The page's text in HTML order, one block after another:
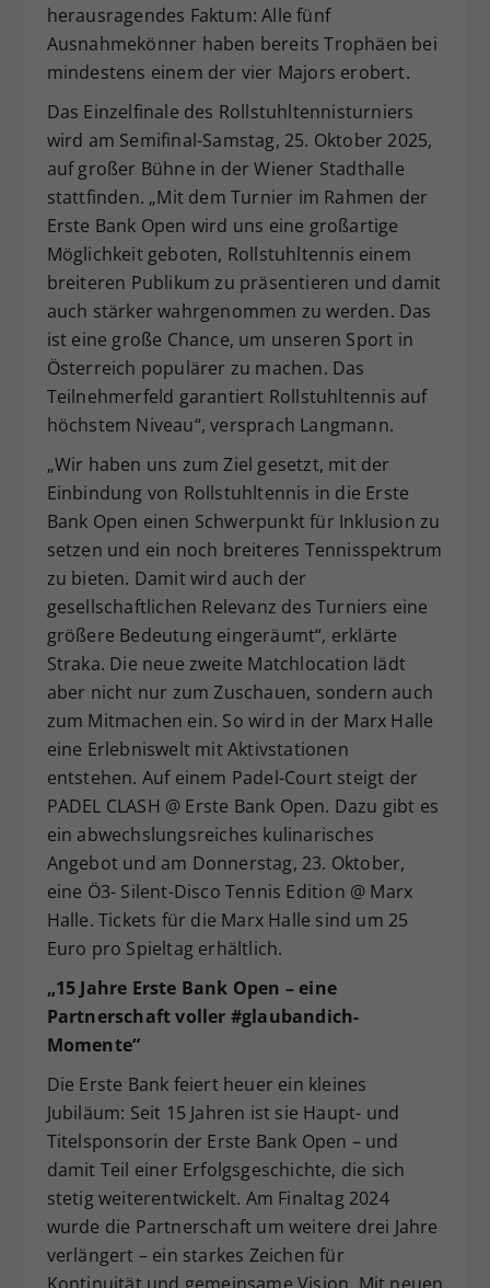
herausragendes Faktum: Alle fünf
Ausnahmekönner haben bereits Trophäen bei
mindestens einem der vier Majors erobert.
Das Einzelfinale des Rollstuhltennisturniers
wird am Semifinal-Samstag, 25. Oktober 2025,
auf großer Bühne in der Wiener Stadthalle
stattfinden. „Mit dem Turnier im Rahmen der
Erste Bank Open wird uns eine großartige
Möglichkeit geboten, Rollstuhltennis einem
breiteren Publikum zu präsentieren und damit
auch stärker wahrgenommen zu werden. Das
ist eine große Chance, um unseren Sport in
Österreich populärer zu machen. Das
Teilnehmerfeld garantiert Rollstuhltennis auf
höchstem Niveau“, versprach Langmann.
„Wir haben uns zum Ziel gesetzt, mit der
Einbindung von Rollstuhltennis in die Erste
Bank Open einen Schwerpunkt für Inklusion zu
setzen und ein noch breiteres Tennisspektrum
zu bieten. Damit wird auch der
gesellschaftlichen Relevanz des Turniers eine
größere Bedeutung eingeräumt“, erklärte
Straka. Die neue zweite Matchlocation lädt
aber nicht nur zum Zuschauen, sondern auch
zum Mitmachen ein. So wird in der Marx Halle
eine Erlebniswelt mit Aktivstationen
entstehen. Auf einem Padel-Court steigt der
PADEL CLASH @ Erste Bank Open. Dazu gibt es
ein abwechslungsreiches kulinarisches
Angebot und am Donnerstag, 23. Oktober,
eine Ö3- Silent-Disco Tennis Edition @ Marx
Halle. Tickets für die Marx Halle sind um 25
Euro pro Spieltag erhältlich.
„15 Jahre Erste Bank Open – eine
Partnerschaft voller #glaubandich-
Momente“
Die Erste Bank feiert heuer ein kleines
Jubiläum: Seit 15 Jahren ist sie Haupt- und
Titelsponsorin der Erste Bank Open – und
damit Teil einer Erfolgsgeschichte, die sich
stetig weiterentwickelt. Am Finaltag 2024
wurde die Partnerschaft um weitere drei Jahre
verlängert – ein starkes Zeichen für